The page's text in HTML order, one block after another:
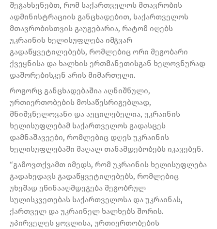
შეგახსენებთ, რომ საქართველოს მთავრობის
ადმინისტრაციის განცხადებით, საქართველოს
მთავრობისთვის გაუგებარია, რატომ იღებს
უკრაინის ხელისუფლება იმგვარ
გადაწყვეტილებებს, რომლებიც ორი მეგობარი
ქვეყნისა და ხალხის ერთმანეთისგან ხელოვნურად
დაშორებისკენ არის მიმართული.
როგორც განცხადებაშია აღნიშნული,
ურთიერთობების მოსაწესრიგებლად,
მნიშვნელოვანი და აუცილებელია, უკრაინის
ხელისუფლებამ საქართველოს გადასცეს
დამნაშავეები, რომლებიც დღეს უკრაინის
ხელისუფლებაში მაღალ თანამდებობებს იკავებენ.
“გამოვთქვამთ იმედს, რომ უკრაინის ხელისუფლება
გადახედავს გადაწყვეტილებებს, რომლებიც
უხეშად ეწინააღმდეგება მეგობრულ
სულისკვეთებას საქართველოსა და უკრაინას,
ქართველ და უკრაინელ ხალხებს შორის.
უპირველეს ყოვლისა, ურთიერთობების